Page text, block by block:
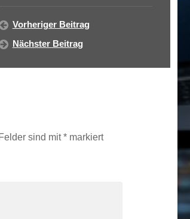
Vorheriger Beitrag
Nächster Beitrag
sind mit* markiert